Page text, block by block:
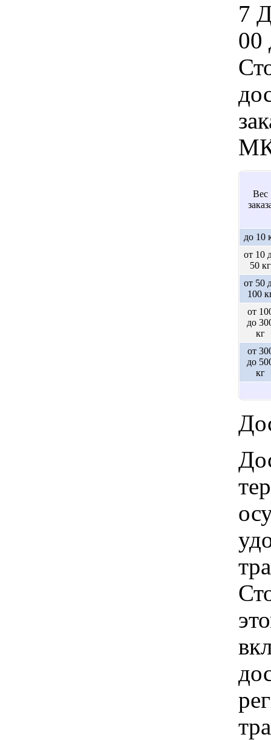
7
00
Вес
до 10
от 10
50 кг
от 50
100
от
до
кг
от
до
кг